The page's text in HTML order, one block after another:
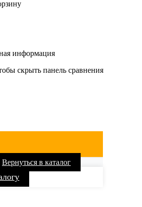
информация
скрыть панель сравнения
Вернуться в каталог